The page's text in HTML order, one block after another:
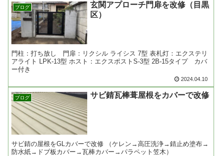
ブログ
玄関アプローチ門扉を改修（目黒
区）
門柱：打ち放し 門扉：リクシル ライシス 7型 表札灯：エクステリ
アライト LPK-13型 ホスト：エクスポストS-3型 2B-15タイプ カバ
ー付き
2024.04.10
ブログ サビ錆瓦棒葺屋根をカバーで改修
サビ錆の屋根をGLカバーで改修 （ケレン→高圧洗浄→錆止め塗布→
防水紙→ドブ板カバー→瓦棒カバー→パラペット笠木）